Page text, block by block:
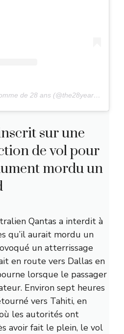
Un post partagé par l’homme de 28 ans (@the28yearoldmale)
sur une
de vol pour
mordu un
Qantas a interdit à
qu’il aurait mordu un
un atterrissage
en route vers Dallas en
lorsque le passager
Environ sept heures
vers Tahiti, en
les autorités ont
avoir fait le plein, le vol